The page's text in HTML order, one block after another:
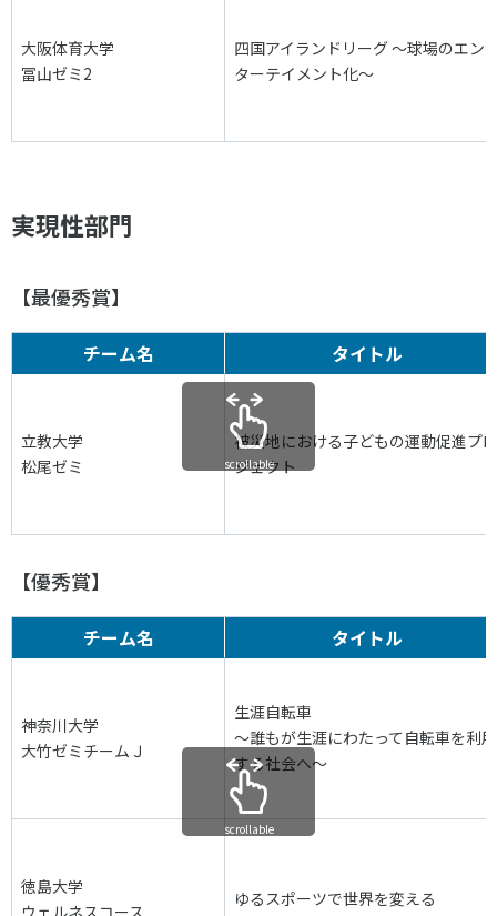
SPORT POLICY INCUBATOR ―スポーツ政策の『卵』 ―
Sport Topics
スポーツ辞典
大阪体育大学
冨山ゼミ2
四国アイランドリーグ ～球場のエン
ターテイメント化～
実現性部門
【最優秀賞】
チーム名 タイトル
立教大学
松尾ゼミ
被災地における子どもの運動促進プロ
ジェクト
scrollable
【優秀賞】
チーム名 タイトル
神奈川大学
大竹ゼミチームＪ
生涯自転車
～誰もが生涯にわたって自転車を利用
する社会へ～
徳島大学
ウェルネスコース
ゆるスポーツで世界を変える
scrollable